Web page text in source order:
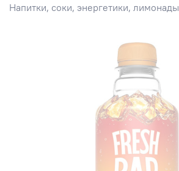
Напитки, соки, энергетики, лимонады